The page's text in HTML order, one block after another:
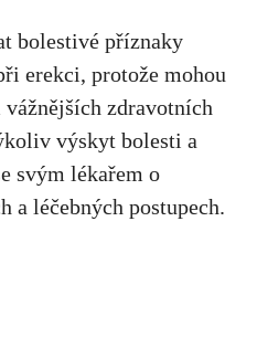
bolestivé příznaky
erekci, protože mohou
zdravotních
výskyt bolesti a
svým lékařem o
a léčebných postupech.